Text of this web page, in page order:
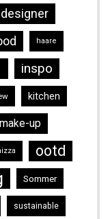
designer
haare
inspo
kitchen
make-up
ootd
Sommer
sustainable